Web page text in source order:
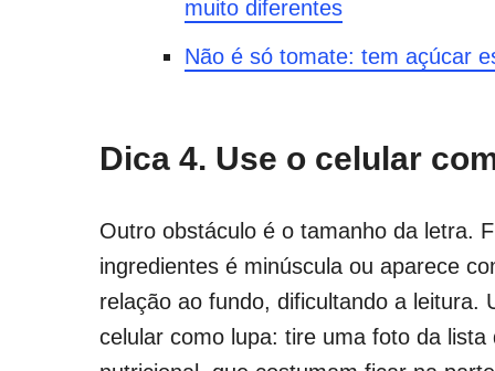
muito diferentes
Não é só tomate: tem açúcar
Dica 4. Use o celular
Outro obstáculo é o tamanho da letra.
ingredientes é minúscula ou aparece
relação ao fundo, dificultando a leitura.
celular como lupa: tire uma foto da